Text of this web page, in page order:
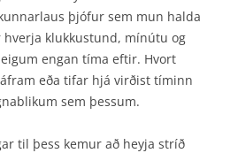
þjófur sem mun halda
hverja klukkustund, mínútu og
engan tíma eftir. Hvort
eða tifar hjá virðist tíminn
sem þessum.
til þess kemur að heyja stríð